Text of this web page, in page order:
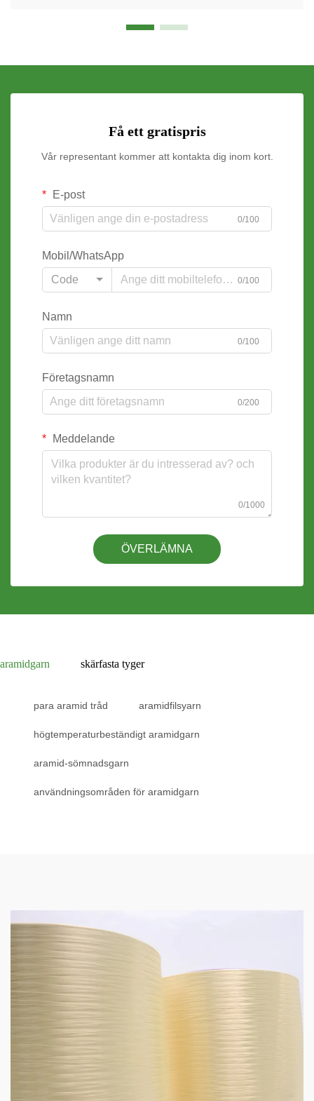
Få ett gratispris
Vår representant kommer att kontakta dig inom kort.
E-post
0/100
Mobil/WhatsApp
Code
0/100
Namn
0/100
Företagsnamn
0/200
Meddelande
0/1000
ÖVERLÄMNA
aramidgarn skärfasta tyger
para aramid tråd aramidfilsyarn
högtemperaturbeständigt aramidgarn
aramid-sömnadsgarn
användningsområden för aramidgarn